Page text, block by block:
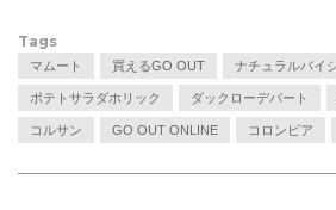
Tags
マムート 買えるGO OUT ナチュラルバイ
ポテトサラダホリック ダックローデパート
コルサン GO OUT ONLINE コロンビア